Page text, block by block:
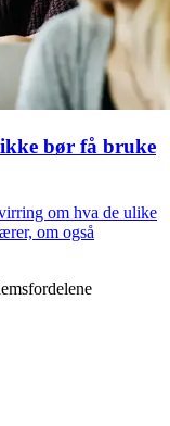
bør få bruke
om hva de ulike
om også